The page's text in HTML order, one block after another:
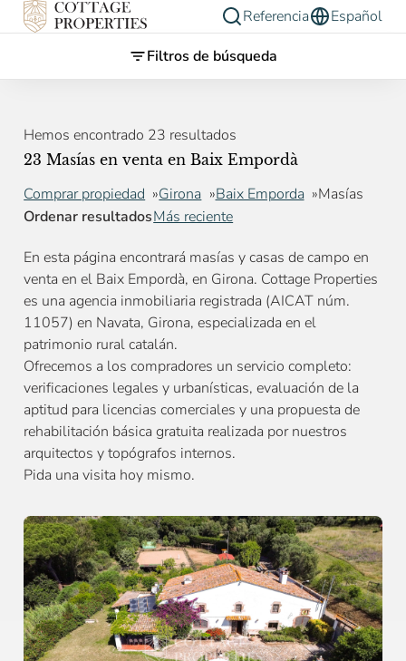
Referencia
Español
Filtros de búsqueda
Hemos encontrado 23 resultados
23 Masías en venta en Baix Empordà
Comprar propiedad Girona Baix Emporda
Masías
Ordenar resultadosMás reciente
En esta página encontrará masías y casas de campo en
venta en el Baix Empordà, en Girona. Cottage Properties
es una agencia inmobiliaria registrada (AICAT núm.
11057) en Navata, Girona, especializada en el
patrimonio rural catalán.
Ofrecemos a los compradores un servicio completo:
verificaciones legales y urbanísticas, evaluación de la
aptitud para licencias comerciales y una propuesta de
rehabilitación básica gratuita realizada por nuestros
arquitectos y topógrafos internos.
Pida una visita hoy mismo.